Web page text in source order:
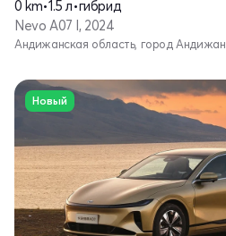
0 km•1.5 л•гибрид
Nevo A07 I, 2024
Андижанская область, город Андижан
Новый